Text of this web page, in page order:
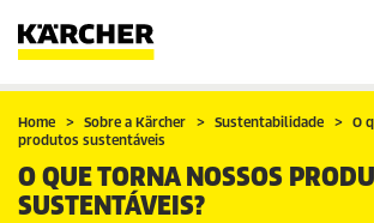
Home Sobre a Kärcher Sustentabilidade
O
produtos sustentáveis
O QUE TORNA NOSSOS
SUSTENTÁVEIS?